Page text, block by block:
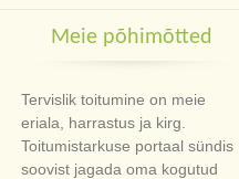
Meie põhimõtted
Tervislik toitumine on meie
eriala, harrastus ja kirg.
Toitumistarkuse portaal sündis
soovist jagada oma kogutud